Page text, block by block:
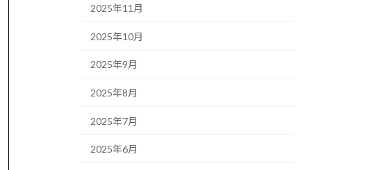
2025年11月
2025年10月
2025年9月
2025年8月
2025年7月
2025年6月